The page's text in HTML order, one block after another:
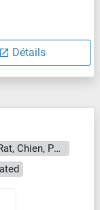
Détails
Reactivité: Humain, Souris, Rat, Chien, Poisson zèbre (Danio rerio)